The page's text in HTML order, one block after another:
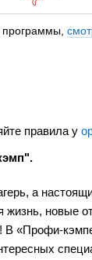
программы,
правила у
а
новые
В «Профи-